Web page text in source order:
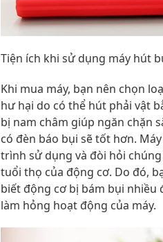
Tiện ích khi sử dụng máy hút
Khi mua máy, bạn nên chọn
hư hại do có thể hút phải vật
bị nam châm giúp ngăn chặn
có đèn báo bụi sẽ tốt hơn.
trình sử dụng và đòi hỏi
tuổi thọ của động cơ. Do đó,
biết động cơ bị bám bụi nhiều
làm hỏng hoạt động của máy.